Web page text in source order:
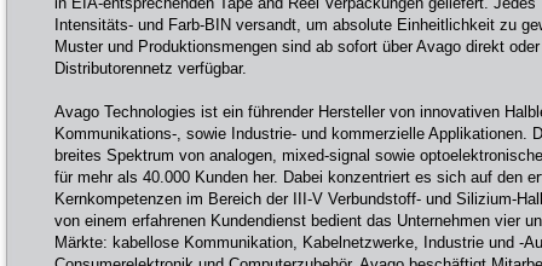
Intensitäts- und Farb-BIN versandt, um absolute Einheitlichkeit zu
Muster und Produktionsmengen sind ab sofort über Avago direkt
Distributorennetz verfügbar.
Avago Technologies ist ein führender Hersteller von innovativen
Kommunikations-, sowie Industrie- und kommerzielle Applikationen.
breites Spektrum von analogen, mixed-signal sowie
für mehr als 40.000 Kunden her. Dabei konzentriert es sich auf den
Kernkompetenzen im Bereich der III-V Verbundstoff- und Silizium-
von einem erfahrenen Kundendienst bedient das Unternehmen vier
Märkte: kabellose Kommunikation, Kabelnetzwerke, Industrie und -